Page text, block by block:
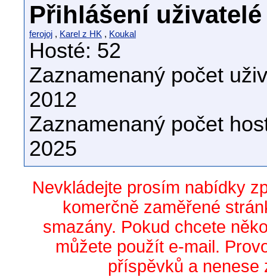
Přihlášení uživatelé
ferojoj , Karel z HK , Koukal
Hosté: 52
Zaznamenaný počet
2012
Zaznamenaný počet
2025
Nevkládejte prosím nabídky
komerčně zaměřené
smazány. Pokud chcete
můžete použít e-mail.
příspěvků a nenese